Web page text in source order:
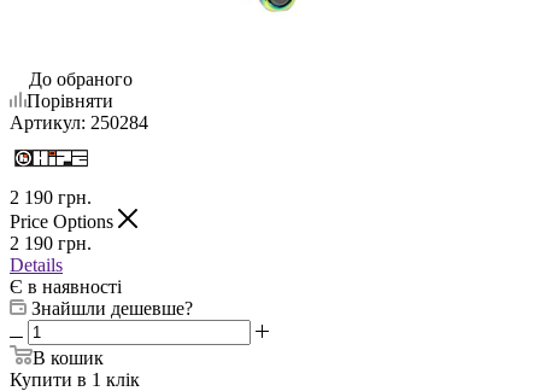
До обраного
Порівняти
Артикул: 250284
2 190 грн.
Price Options
2 190 грн.
Details
Є в наявності
Знайшли дешевше?
В кошик
Купити в 1 клік